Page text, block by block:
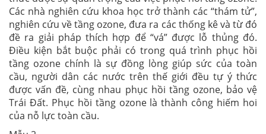
Các nhà nghiên cứu khoa học trở thành các “thám tử”,
nghiên cứu về tầng ozone, đưa ra các thống kê và từ đó
đề ra giải pháp thích hợp để “vá” được lỗ thủng đó.
Điều kiện bắt buộc phải có trong quá trình phục hồi
tầng ozone chính là sự đồng lòng giúp sức của toàn
cầu, người dân các nước trên thế giới đều tự ý thức
được vấn đề, cùng nhau phục hồi tầng ozone, bảo vệ
Trái Đất. Phục hồi tầng ozone là thành công hiếm hoi
của nỗ lực toàn cầu.